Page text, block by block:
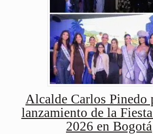
Alcalde Carlos Pinedo
lanzamiento de la
2026 en Bogotá